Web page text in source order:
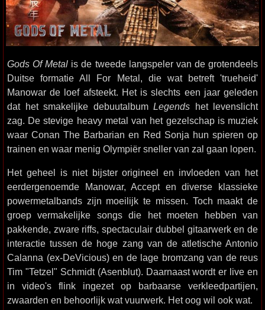
Gods Of Metal is de tweede langspeler van de grotendeels
Duitse formatie All For Metal, die wat betreft 'trueheid'
Manowar de loef afsteekt. Het is slechts een jaar geleden
dat het smakelijke debuutalbum Legends het levenslicht
zag. De stevige heavy metal van het gezelschap is muziek
waar Conan The Barbarian en Red Sonja hun spieren op
trainen en waar menig Olympiër sneller van zal gaan lopen.
Het geheel is niet bijster origineel en invloeden van het
eerdergenoemde Manowar, Accept en diverse klassieke
powermetalbands zijn moeilijk te missen. Toch maakt de
groep vermakelijke songs die het moeten hebben van
pakkende, zware riffs, spectaculair dubbel gitaarwerk en de
interactie tussen de hoge zang van de atletische Antonio
Calanna (ex-DeVicious) en de lage bromzang van de reus
Tim "Tetzel" Schmidt (Asenblut). Daarnaast wordt er live en
in video's flink ingezet op barbaarse verkleedpartijen,
zwaarden en behoorlijk wat vuurwerk. Het oog wil ook wat.